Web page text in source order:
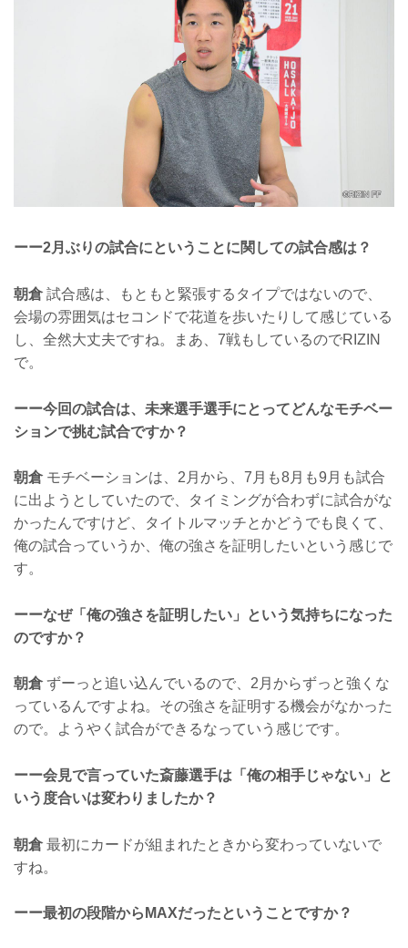
ーー2月ぶりの試合にということに関しての試合感は？
朝倉試合感は、もともと緊張するタイプではないので、
会場の雰囲気はセコンドで花道を歩いたりして感じている
し、全然大丈夫ですね。まあ、7戦もしているのでRIZIN
で。
ーー今回の試合は、未来選手選手にとってどんなモチベー
ションで挑む試合ですか？
朝倉モチベーションは、2月から、7月も8月も9月も試合
に出ようとしていたので、タイミングが合わずに試合がな
かったんですけど、タイトルマッチとかどうでも良くて、
俺の試合っていうか、俺の強さを証明したいという感じで
す。
ーーなぜ「俺の強さを証明したい」という気持ちになった
のですか？
朝倉ずーっと追い込んでいるので、2月からずっと強くな
っているんですよね。その強さを証明する機会がなかった
ので。ようやく試合ができるなっていう感じです。
ーー会見で言っていた斎藤選手は「俺の相手じゃない」と
いう度合いは変わりましたか？
朝倉最初にカードが組まれたときから変わっていないで
すね。
ーー最初の段階からMAXだったということですか？